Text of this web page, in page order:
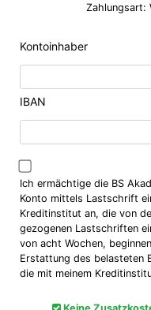
Zahlungsart:
Kontoinhaber
IBAN
Ich ermächtige die BS
Konto mittels Lastschrift
Kreditinstitut an, die von
gezogenen Lastschriften einzulösen. Hinweis:
von acht Wochen,
Erstattung des belasteten
die mit meinem